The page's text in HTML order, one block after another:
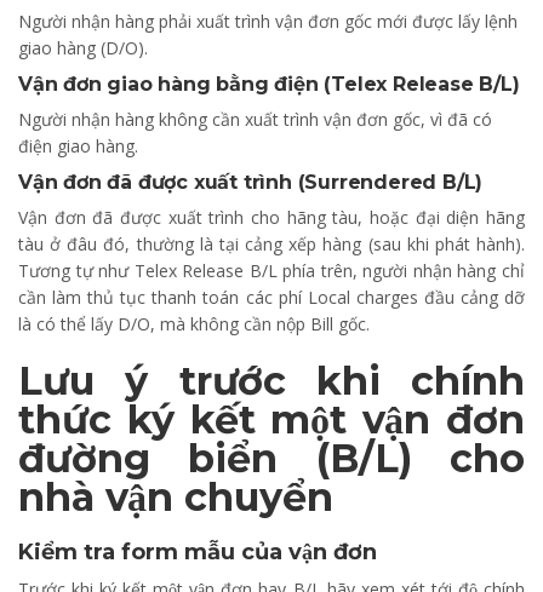
Người nhận hàng phải xuất trình vận đơn gốc mới được lấy lệnh
giao hàng (D/O).
Vận đơn giao hàng bằng điện (Telex Release B/L)
Người nhận hàng không cần xuất trình vận đơn gốc, vì đã có
điện giao hàng.
Vận đơn đã được xuất trình (Surrendered B/L)
Vận đơn đã được xuất trình cho hãng tàu, hoặc đại diện hãng
tàu ở đâu đó, thường là tại cảng xếp hàng (sau khi phát hành).
Tương tự như Telex Release B/L phía trên, người nhận hàng chỉ
cần làm thủ tục thanh toán các phí Local charges đầu cảng dỡ
là có thể lấy D/O, mà không cần nộp Bill gốc.
Lưu ý trước khi chính
thức ký kết một vận đơn
đường biển (B/L) cho
nhà vận chuyển
Kiểm tra form mẫu của vận đơn